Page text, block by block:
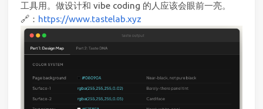
工具用。做设计和 vibe coding 的人应该会眼前一亮。
🔗： https://www.tastelab.xyz